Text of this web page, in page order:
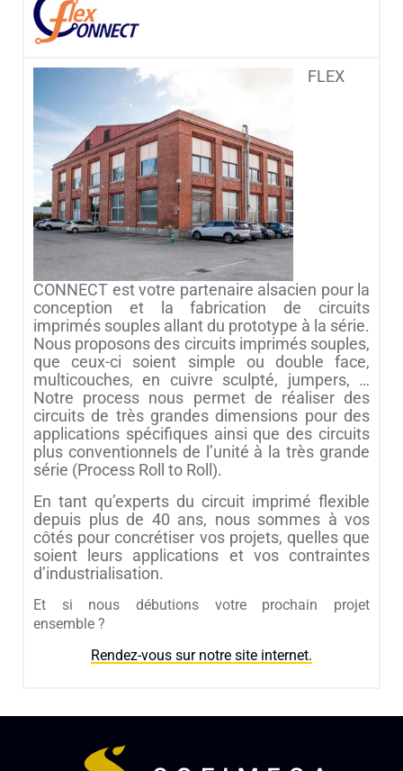
FLEX
CONNECT est votre partenaire alsacien pour la
conception et la fabrication de circuits
imprimés souples allant du prototype à la série.
Nous proposons des circuits imprimés souples,
que ceux-ci soient simple ou double face,
multicouches, en cuivre sculpté, jumpers, …
Notre process nous permet de réaliser des
circuits de très grandes dimensions pour des
applications spécifiques ainsi que des circuits
plus conventionnels de l’unité à la très grande
série (Process Roll to Roll).
En tant qu’experts du circuit imprimé flexible
depuis plus de 40 ans, nous sommes à vos
côtés pour concrétiser vos projets, quelles que
soient leurs applications et vos contraintes
d’industrialisation.
Et si nous débutions votre prochain projet
ensemble ?
Rendez-vous sur notre site internet.